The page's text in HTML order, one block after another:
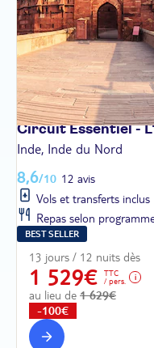
Circuit Essentiel -
Inde, Inde du Nord
8,6/10 12 avis
Vols et transferts inclus
Repas selon
BEST SELLER
13 jours / 12 nuits dès
1 529€
TTC
/ pers.
au lieu de 1 629€
-100€